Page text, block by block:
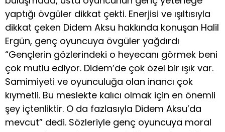
yaptığı övgüler dikkat çekti. Enerjisi ve ışıltısıyla
dikkat çeken Didem Aksu hakkında konuşan Halil
Ergün, genç oyuncuya övgüler yağdırdı
“Gençlerin gözlerindeki o heyecanı görmek beni
çok mutlu ediyor. Didem’de çok özel bir ışık var.
Samimiyeti ve oyunculuğa olan inancı çok
kıymetli. Bu meslekte kalıcı olmak için en önemli
şey içtenliktir. O da fazlasıyla Didem Aksu’da
mevcut” dedi. Sözleriyle genç oyuncuya moral